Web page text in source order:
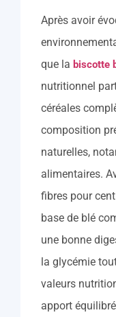
Après avoir
que la biscotte
nutritionnel
céréales
composition
naturelles,
alimentaires.
fibres pour
base de blé
une bonne
la glycémie
valeurs
apport